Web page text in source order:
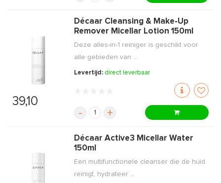
39,10
Décaar Cleansing & Make-Up
Remover Micellar Lotion 150ml
Deze alles-in-1 reiniger is geschikt voor
alle gebieden van ...
Levertijd: direct leverbaar
- +
Décaar Active3 Micellar Water
150ml
Een multifunctionele cleanser die de huid
reinigt, hydrateer ...